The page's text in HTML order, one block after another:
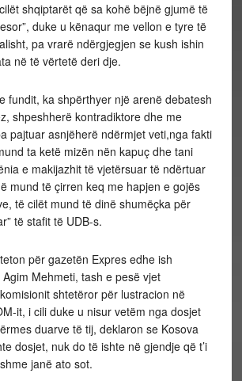
shqiptarët që sa kohë bëjnë gjumë të
duke u kënaqur me vellon e tyre të
pa vrarë ndërgjegjen se kush ishin
në të vërtetë deri dje.
fundit, ka shpërthyer një arenë debatesh
shpeshherë kontradiktore dhe me
pajtuar asnjëherë ndërmjet veti,nga fakti
ta ketë mizën nën kapuç dhe tani
e makijazhit të vjetërsuar të ndërtuar
mund të çirren keq me hapjen e gojës
të cilët mund të dinë shumëçka për
të stafit të UDB-s.
për gazetën Expres edhe ish
Mehmeti, tash e pesë vjet
shtetëror për lustracion në
it, i cili duke u nisur vetëm nga dosjet
duarve të tij, deklaron se Kosova
dosjet, nuk do të ishte në gjendje që t’i
janë ato sot.